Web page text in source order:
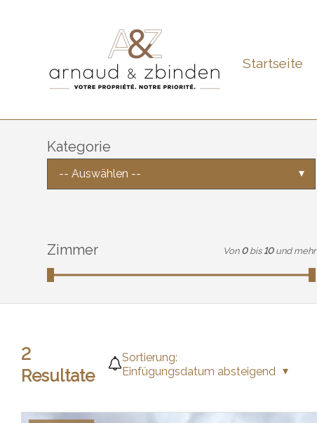
Startseite
Kategorie
-- Auswählen --
Zimmer Von 0 bis 10 und mehr
2
Resultate
Sortierung:
Einfügungsdatum absteigend